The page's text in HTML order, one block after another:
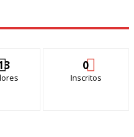
0
Inscritos